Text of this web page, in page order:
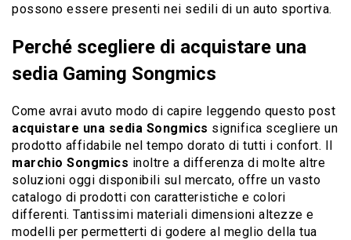
possono essere presenti nei sedili di un auto sportiva.
Perché scegliere di acquistare una
sedia Gaming Songmics
Come avrai avuto modo di capire leggendo questo post
acquistare una sedia Songmics significa scegliere un
prodotto affidabile nel tempo dorato di tutti i confort. Il
marchio Songmics inoltre a differenza di molte altre
soluzioni oggi disponibili sul mercato, offre un vasto
catalogo di prodotti con caratteristiche e colori
differenti. Tantissimi materiali dimensioni altezze e
modelli per permetterti di godere al meglio della tua